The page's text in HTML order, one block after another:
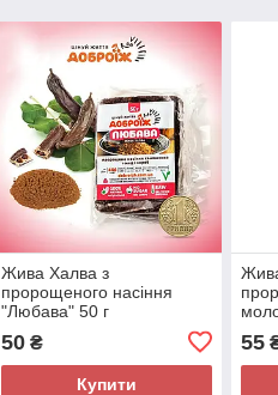
Жива Халва з
пророщеного насіння
"Любава" 50 г
50₴
Купити
55